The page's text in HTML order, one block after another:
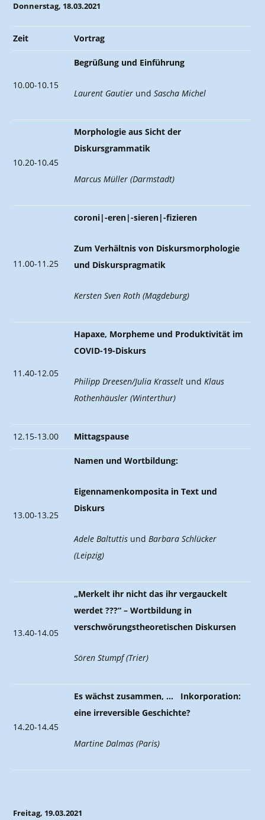
Donnerstag, 18.03.2021
Zeit Vortrag
10.00-10.15
Begrüßung und Einführung
Laurent Gautier undSascha Michel
10.20-10.45
Morphologie aus Sicht der
Diskursgrammatik
Marcus Müller (Darmstadt)
11.00-11.25
coroni|-eren|-sieren|-fizieren
Zum Verhältnis von Diskursmorphologie
und Diskurspragmatik
Kersten Sven Roth (Magdeburg)
11.40-12.05
Hapaxe, Morpheme und Produktivität im
COVID-19-Diskurs
Philipp Dreesen/Julia Krasselt und Klaus
Rothenhäusler (Winterthur)
12.15-13.00 Mittagspause
13.00-13.25
Namen und Wortbildung:
Eigennamenkomposita in Text und
Diskurs
Adele Baltuttis undBarbara Schlücker
(Leipzig)
13.40-14.05
„Merkelt ihr nicht das ihr vergauckelt
werdet ???“ – Wortbildung in
verschwörungstheoretischen Diskursen
Sören Stumpf (Trier)
14.20-14.45
Es wächst zusammen, … Inkorporation:
eine irreversible Geschichte?
Martine Dalmas (Paris)
Freitag, 19.03.2021